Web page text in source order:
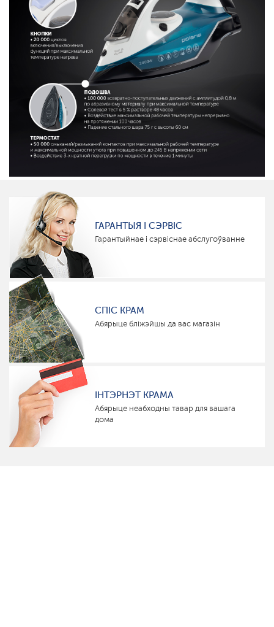
ГАРАНТЫЯ І СЭРВІС
Гарантыйнае і сэрвіснае абслугоўванне
СПІС КРАМ
Абярыце бліжэйшы да вас магазін
ІНТЭРНЭТ КРАМА
Абярыце неабходны тавар для вашага
дома